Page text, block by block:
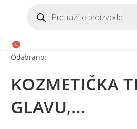
0
Odabrano:
KOZMETIČKA
GLAVU,…